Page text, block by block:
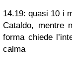
14.19: quasi 10 i
Cataldo, mentre
forma chiede
calma